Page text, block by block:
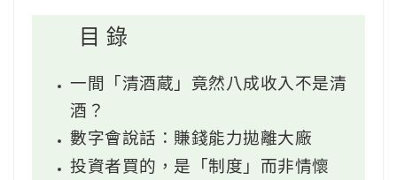
目 錄
一間「清酒蔵」竟然八成收入不是清
酒？
數字會說話：賺錢能力拋離大廠
投資者買的，是「制度」而非情懷